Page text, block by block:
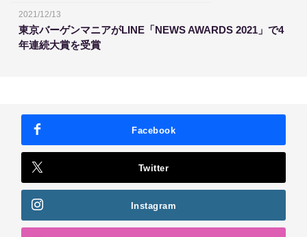
2021/12/13
東京バーゲンマニアがLINE「NEWS AWARDS 2021」で4
年連続大賞を受賞
Facebook
Twitter
Instagram